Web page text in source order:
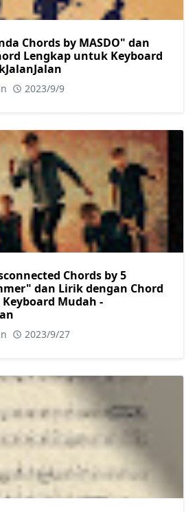
Chords by MASDO" dan
Lengkap untuk Keyboard
2023/9/9
Chords by 5
dan Lirik dengan Chord
Mudah -
2023/9/27